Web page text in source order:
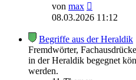
von max
Beitrag
08.03.2026 11:12
Begriffe aus der Heraldik
Fremdwörter,
in der Heraldik begegnet
werden.